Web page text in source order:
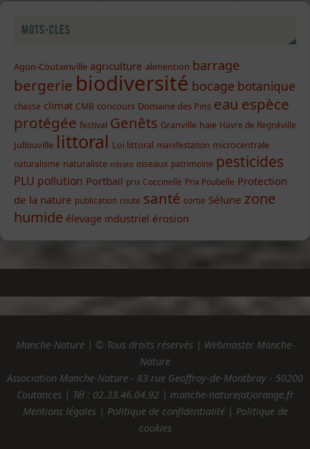
Mots-clés
Agon-Coutainville agriculture alimention barrage
bergerie biodiversité bocage botanique
chasse climat CMB concours Domaine des Pins eau espèce
protégée festival Genêts Granville haie Havre de Regnéville
Jullouville littoral Loi littoral manifestation microcentrale
naturalisme naturaliste nitrate oiseaux patrimoine pesticides
PLU pollution Portbail prix Coccinelle Prix Poubelle Protection
de la nature publication route santé sortie Sélune zone
humide élevage industriel érosion
Manche-Nature | © Tous droits réservés | Webmaster Manche-
Nature
Association Manche-Nature - 83 rue Geoffroy-de-Montbray - 50200
Coutances | Tél : 02.33.46.04.92| manche-nature(at)orange.fr
Mentions légales| Politique de confidentialité| Politique de
cookies